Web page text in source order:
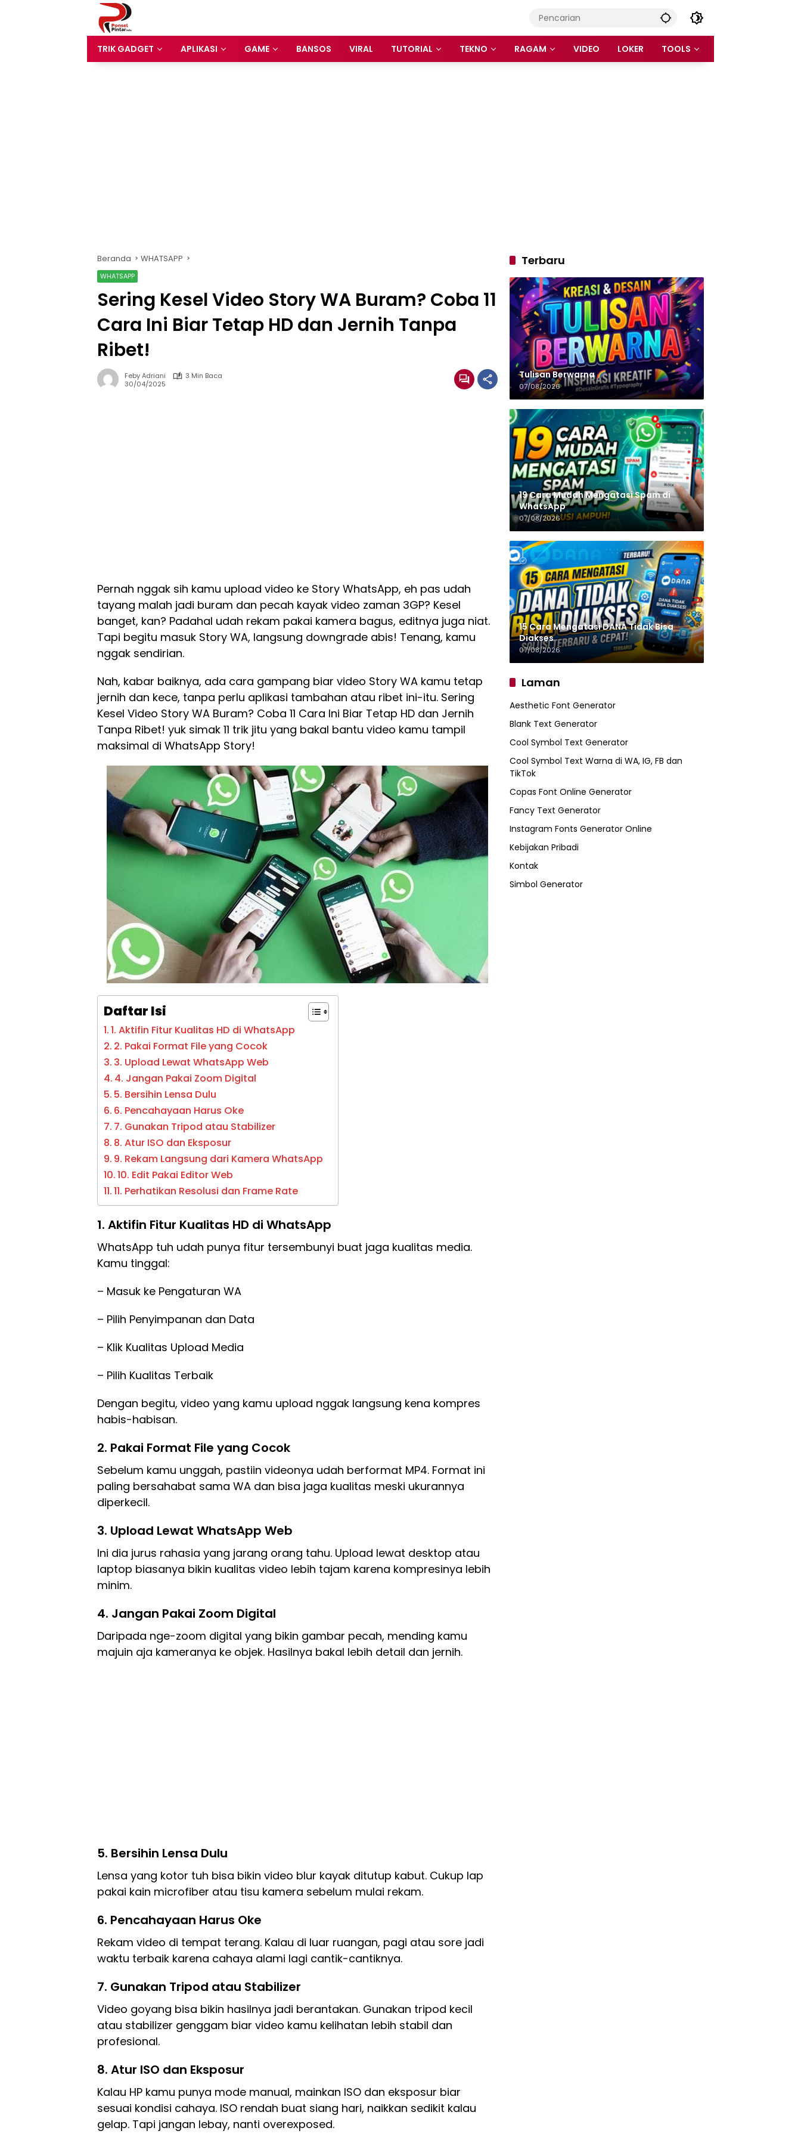
TRIK GADGET
APLIKASI GAME BANSOS VIRAL TUTORIAL TEKNO RAGAM VIDEO LOKER TOOLS
Beranda WHATSAPP
WHATSAPP
Sering Kesel Video Story WA Buram? Coba 11
Cara Ini Biar Tetap HD dan Jernih Tanpa
Ribet!
Feby Adriani
3 Min Baca
30/04/2025
Pernah nggak sih kamu upload video ke Story WhatsApp, eh pas udah
tayang malah jadi buram dan pecah kayak video zaman 3GP? Kesel
banget, kan? Padahal udah rekam pakai kamera bagus, editnya juga niat.
Tapi begitu masuk Story WA, langsung downgrade abis! Tenang, kamu
nggak sendirian.
Nah, kabar baiknya, ada cara gampang biar video Story WA kamu tetap
jernih dan kece, tanpa perlu aplikasi tambahan atau ribet ini-itu. Sering
Kesel Video Story WA Buram? Coba 11 Cara Ini Biar Tetap HD dan Jernih
Tanpa Ribet! yuk simak 11 trik jitu yang bakal bantu video kamu tampil
maksimal di WhatsApp Story!
Daftar Isi
1. Aktifin Fitur Kualitas HD di WhatsApp
2. Pakai Format File yang Cocok
3. Upload Lewat WhatsApp Web
4. Jangan Pakai Zoom Digital
5. Bersihin Lensa Dulu
6. Pencahayaan Harus Oke
7. Gunakan Tripod atau Stabilizer
8. Atur ISO dan Eksposur
9. Rekam Langsung dari Kamera WhatsApp
10. Edit Pakai Editor Web
11. Perhatikan Resolusi dan Frame Rate
1. Aktifin Fitur Kualitas HD di WhatsApp
WhatsApp tuh udah punya fitur tersembunyi buat jaga kualitas media.
Kamu tinggal:
– Masuk ke Pengaturan WA
– Pilih Penyimpanan dan Data
– Klik Kualitas Upload Media
– Pilih Kualitas Terbaik
Dengan begitu, video yang kamu upload nggak langsung kena kompres
habis-habisan.
2. Pakai Format File yang Cocok
Sebelum kamu unggah, pastiin videonya udah berformat MP4. Format ini
paling bersahabat sama WA dan bisa jaga kualitas meski ukurannya
diperkecil.
3. Upload Lewat WhatsApp Web
Ini dia jurus rahasia yang jarang orang tahu. Upload lewat desktop atau
laptop biasanya bikin kualitas video lebih tajam karena kompresinya lebih
minim.
4. Jangan Pakai Zoom Digital
Daripada nge-zoom digital yang bikin gambar pecah, mending kamu
majuin aja kameranya ke objek. Hasilnya bakal lebih detail dan jernih.
5. Bersihin Lensa Dulu
Lensa yang kotor tuh bisa bikin video blur kayak ditutup kabut. Cukup lap
pakai kain microfiber atau tisu kamera sebelum mulai rekam.
6. Pencahayaan Harus Oke
Rekam video di tempat terang. Kalau di luar ruangan, pagi atau sore jadi
waktu terbaik karena cahaya alami lagi cantik-cantiknya.
7. Gunakan Tripod atau Stabilizer
Video goyang bisa bikin hasilnya jadi berantakan. Gunakan tripod kecil
atau stabilizer genggam biar video kamu kelihatan lebih stabil dan
profesional.
8. Atur ISO dan Eksposur
Kalau HP kamu punya mode manual, mainkan ISO dan eksposur biar
sesuai kondisi cahaya. ISO rendah buat siang hari, naikkan sedikit kalau
gelap. Tapi jangan lebay, nanti overexposed.
Terbaru
Tulisan‌‌‌‌‌‌‌‌‌‌‌‌‌‌‌‌ Berwarna
07/08/2026
19 Cara Mudah Mengatasi Spam di
WhatsApp
07/08/2026
15 Cara Mengatasi DANA Tidak Bisa
Diakses
07/08/2026
Laman
Aesthetic Font Generator
Blank Text Generator
Cool Symbol Text Generator
Cool Symbol Text Warna di WA, IG, FB dan
TikTok
Copas Font Online Generator
Fancy Text Generator
Instagram Fonts Generator Online
Kebijakan Pribadi
Kontak
Simbol Generator